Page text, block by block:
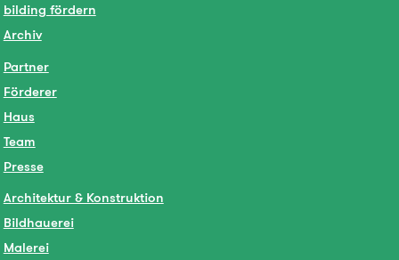
bilding fördern
Archiv
Partner
Förderer
Haus
Team
Presse
Architektur & Konstruktion
Bildhauerei
Malerei